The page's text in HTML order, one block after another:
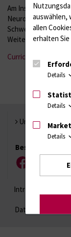
Am Institut und der
Neuroradiologie
Curriculum zur
Universität
Besuchen Sie uns
FacebookInstagram
Intranet
auswählen,
allen
erhalten
Details
Details
Details